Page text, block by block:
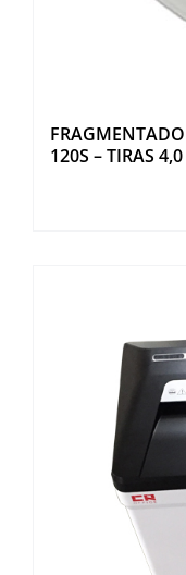
120S – TIRAS